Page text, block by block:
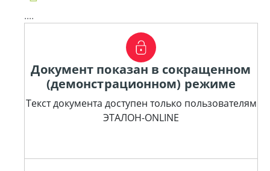
....
Документ показан в сокращенном
(демонстрационном) режиме
Текст документа доступен только пользователям
ЭТАЛОН-ONLINE